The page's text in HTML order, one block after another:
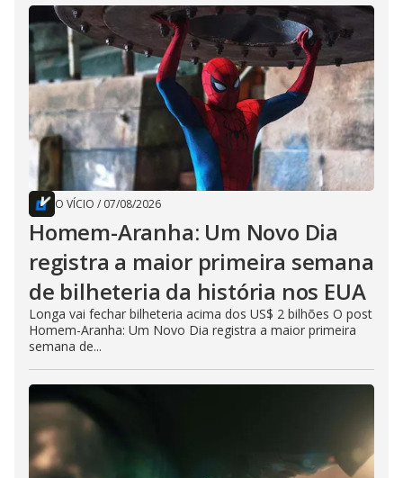
O VÍCIO / 07/08/2026
Homem-Aranha: Um Novo Dia
registra a maior primeira semana
de bilheteria da história nos EUA
Longa vai fechar bilheteria acima dos US$ 2 bilhões O post
Homem-Aranha: Um Novo Dia registra a maior primeira
semana de...